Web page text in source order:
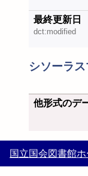
最終更新日
dct:modified
シソーラ
他形式のデ
国立国会図書館ホ